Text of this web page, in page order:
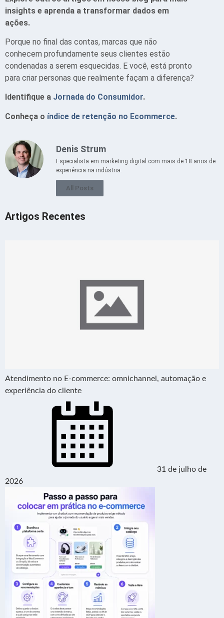
insights e aprenda a transformar dados em
ações.
Porque no final das contas, marcas que não
conhecem profundamente seus clientes estão
condenadas a serem esquecidas. E você, está pronto
para criar personas que realmente façam a diferença?
Identifique a Jornada do Consumidor.
Conheça o índice de retenção no Ecommerce.
Denis Strum
Especialista em marketing digital com mais de 18 anos de
experiência na indústria.
All Posts
Artigos Recentes
Atendimento no E-commerce: omnichannel, automação e
experiência do cliente
31 de julho de
2026